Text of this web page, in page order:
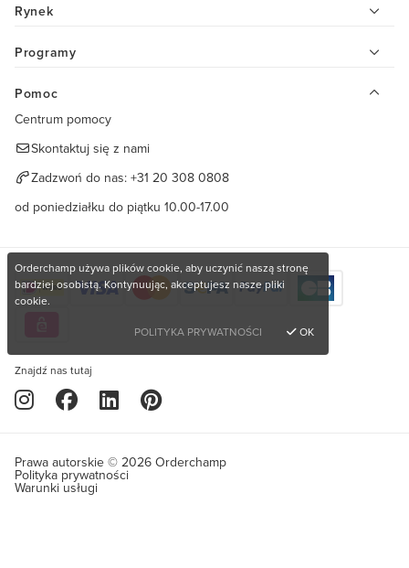
Rynek
Programy
Pomoc
Centrum pomocy
Skontaktuj się z nami
Zadzwoń do nas: +31 20 308 0808
od poniedziałku do piątku 10.00-17.00
Znajdź nas tutaj
Prawa autorskie © 2026 Orderchamp
Polityka prywatności
Warunki usługi
Orderchamp używa plików cookie, aby uczynić naszą stronę
bardziej osobistą. Kontynuując, akceptujesz nasze pliki
cookie.
POLITYKA PRYWATNOŚCI
OK